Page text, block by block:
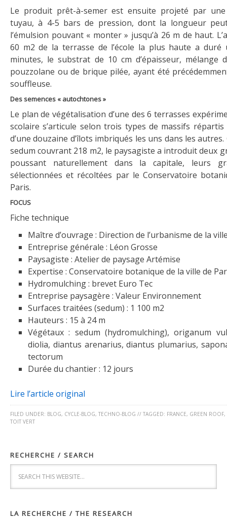
Le produit prêt-à-semer est ensuite projeté par
tuyau, à 4-5 bars de pression, dont la longueur
l’émulsion pouvant « monter » jusqu’à 26 m de haut.
60 m2 de la terrasse de l’école la plus haute a duré
minutes, le substrat de 10 cm d’épaisseur, mélange
pouzzolane ou de brique pilée, ayant été
souffleuse.
Des semences « autochtones »
Le plan de végétalisation d’une des 6 terrasses
scolaire s’articule selon trois types de massifs
d’une douzaine d’îlots imbriqués les uns dans les
sedum couvrant 218 m2, le paysagiste a introduit deux
poussant naturellement dans la capitale, leurs
sélectionnées et récoltées par le Conservatoire
Paris.
FOCUS
Fiche technique
Maître d’ouvrage : Direction de l’urbanisme de la
Entreprise générale : Léon Grosse
Paysagiste : Atelier de paysage Artémise
Expertise : Conservatoire botanique de la ville de
Hydromulching : brevet Euro Tec
Entreprise paysagère : Valeur Environnement
Surfaces traitées (sedum) : 1 100 m2
Hauteurs : 15 à 24 m
Végétaux : sedum (hydromulching), origanum
diolia, diantus arenarius, diantus plumarius,
tectorum
Durée du chantier : 12 jours
Lire l’article original
FILED UNDER: BLOG, CYCLE-BLOG, TECHNO-BLOG // TAGGED: FRANCE, GREEN ROOF,
TOIT VERT
RECHERCHE / SEARCH
LA RECHERCHE / THE RESEARCH